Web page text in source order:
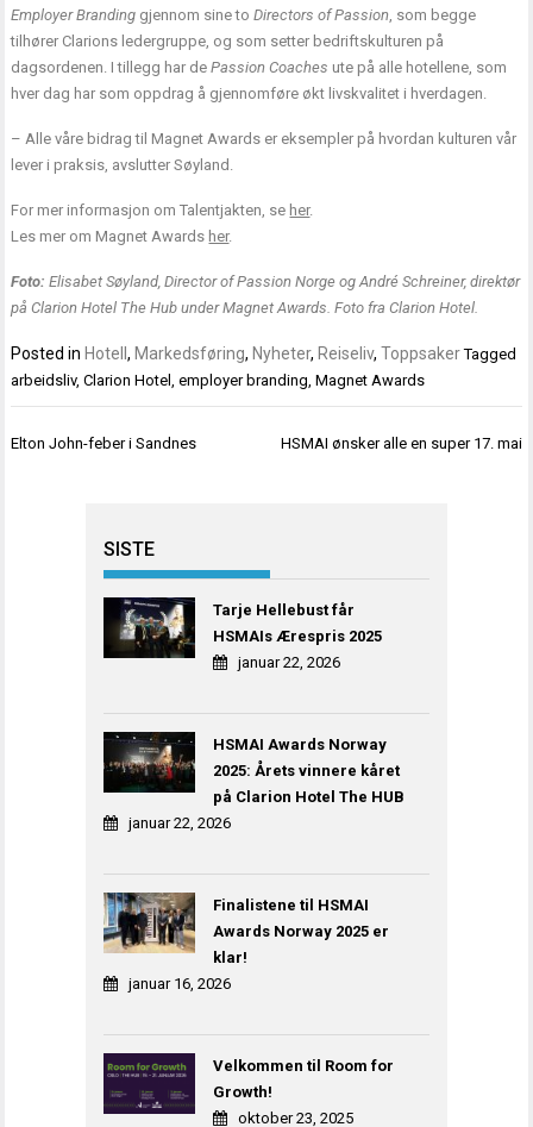
Employer Branding gjennom sine toDirectors of Passion, som begge
tilhører Clarions ledergruppe, og som setter bedriftskulturen på
dagsordenen. I tillegg har dePassion Coaches ute på alle hotellene, som
hver dag har som oppdrag å gjennomføre økt livskvalitet i hverdagen.
– Alle våre bidrag til Magnet Awards er eksempler på hvordan kulturen vår
lever i praksis, avslutter Søyland.
For mer informasjon om Talentjakten, se her.
Les mer om Magnet Awards her.
Foto: Elisabet Søyland, Director of Passion Norge og André Schreiner, direktør
på Clarion Hotel The Hub under Magnet Awards. Foto fra Clarion Hotel.
Posted in Hotell, Markedsføring, Nyheter, Reiseliv,Toppsaker Tagged
arbeidsliv,Clarion Hotel,employer branding,Magnet Awards
Innleggsnavigasjon
Elton John-feber i Sandnes HSMAI ønsker alle en super 17. mai
SISTE
Tarje Hellebust får
HSMAIs Ærespris 2025
januar 22, 2026
HSMAI Awards Norway
2025: Årets vinnere kåret
på Clarion Hotel The HUB
januar 22, 2026
Finalistene til HSMAI
Awards Norway 2025 er
klar!
januar 16, 2026
Velkommen til Room for
Growth!
oktober 23, 2025